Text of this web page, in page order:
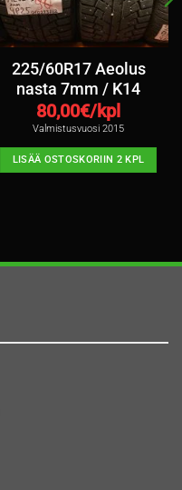
225/60R17 Aeolus
nasta 7mm / K14
80,00€/kpl
Valmistusvuosi 2015
LISÄÄ OSTOSKORIIN 2 KPL